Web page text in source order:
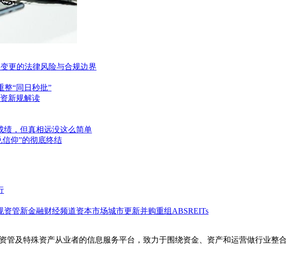
更的法律风险与合规边界
整“同日秒批”
新规解读
绩，但真相远没这么简单
仰”的彻底终结
资管新金融财经频道资本市场城市更新并购重组 ABSREITs
及特殊资产从业者的信息服务平台，致力于围绕资金、资产和运营做行业整合